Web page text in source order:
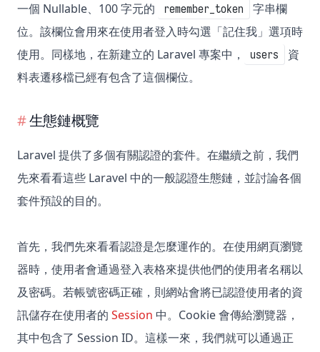
一個 Nullable、100 字元的
remember_token
字串欄
位。該欄位會用來在使用者登入時勾選「記住我」選項時
使用。同樣地，在新建立的 Laravel 專案中，
users
資
料表遷移檔已經有包含了這個欄位。
生態鏈概覽
Laravel 提供了多個有關認證的套件。在繼續之前，我們
先來看看這些 Laravel 中的一般認證生態鏈，並討論各個
套件預設的目的。
首先，我們先來看看認證是怎麼運作的。在使用網頁瀏覽
器時，使用者會通過登入表格來提供他們的使用者名稱以
及密碼。若帳號密碼正確，則網站會將已認證使用者的資
訊儲存在使用者的 Session 中。Cookie 會傳給瀏覽器，
其中包含了 Session ID。這樣一來，我們就可以通過正